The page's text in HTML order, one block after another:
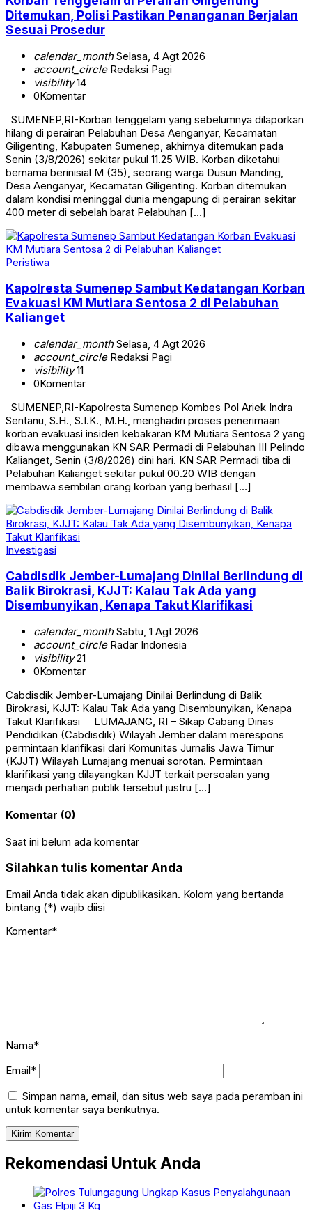
Ditemukan, Polisi Pastikan Penanganan Berjalan
Sesuai Prosedur
calendar_monthSelasa, 4 Agt 2026
account_circleRedaksi Pagi
visibility14
0Komentar
SUMENEP,RI-Korban tenggelam yang sebelumnya dilaporkan
hilang di perairan Pelabuhan Desa Aenganyar, Kecamatan
Giligenting, Kabupaten Sumenep, akhirnya ditemukan pada
Senin (3/8/2026) sekitar pukul 11.25 WIB. Korban diketahui
bernama berinisial M (35), seorang warga Dusun Manding,
Desa Aenganyar, Kecamatan Giligenting. Korban ditemukan
dalam kondisi meninggal dunia mengapung di perairan sekitar
400 meter di sebelah barat Pelabuhan […]
Peristiwa
Kapolresta Sumenep Sambut Kedatangan Korban
Evakuasi KM Mutiara Sentosa 2 di Pelabuhan
Kalianget
calendar_monthSelasa, 4 Agt 2026
account_circleRedaksi Pagi
visibility11
0Komentar
SUMENEP,RI-Kapolresta Sumenep Kombes Pol Ariek Indra
Sentanu, S.H., S.I.K., M.H., menghadiri proses penerimaan
korban evakuasi insiden kebakaran KM Mutiara Sentosa 2 yang
dibawa menggunakan KN SAR Permadi di Pelabuhan III Pelindo
Kalianget, Senin (3/8/2026) dini hari. KN SAR Permadi tiba di
Pelabuhan Kalianget sekitar pukul 00.20 WIB dengan
membawa sembilan orang korban yang berhasil […]
Investigasi
Cabdisdik Jember-Lumajang Dinilai Berlindung di
Balik Birokrasi, KJJT: Kalau Tak Ada yang
Disembunyikan, Kenapa Takut Klarifikasi
calendar_monthSabtu, 1 Agt 2026
account_circleRadar Indonesia
visibility21
0Komentar
Cabdisdik Jember-Lumajang Dinilai Berlindung di Balik
Birokrasi, KJJT: Kalau Tak Ada yang Disembunyikan, Kenapa
Takut Klarifikasi LUMAJANG, RI – Sikap Cabang Dinas
Pendidikan (Cabdisdik) Wilayah Jember dalam merespons
permintaan klarifikasi dari Komunitas Jurnalis Jawa Timur
(KJJT) Wilayah Lumajang menuai sorotan. Permintaan
klarifikasi yang dilayangkan KJJT terkait persoalan yang
menjadi perhatian publik tersebut justru […]
Komentar (0)
Saat ini belum ada komentar
Silahkan tulis komentar Anda
Email Anda tidak akan dipublikasikan. Kolom yang bertanda
bintang (*) wajib diisi
Komentar*
Nama*
Email*
Simpan nama, email, dan situs web saya pada peramban ini
untuk komentar saya berikutnya.
Rekomendasi Untuk Anda